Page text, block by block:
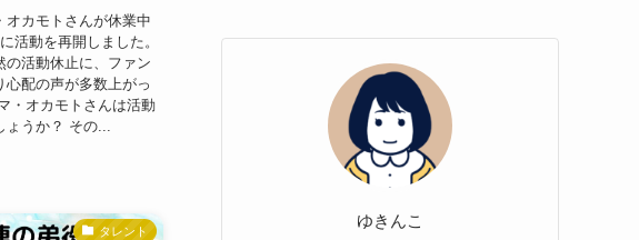
オカモトさんが休業中
活動を再開しました。
の活動休止に、ファン
配の声が多数上がっ
・オカモトさんは活動
うか？ その...
タレント
ゆきんこ